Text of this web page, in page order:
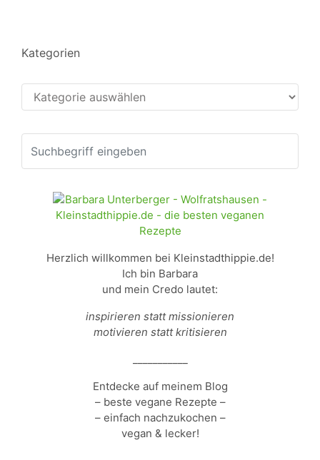
Kategorien
Kategorien
Herzlich willkommen bei Kleinstadthippie.de!
Ich bin Barbara
und mein Credo lautet:
inspirieren statt missionieren
motivieren statt kritisieren
Entdecke auf meinem Blog
– beste vegane Rezepte –
– einfach nachzukochen –
vegan & lecker!